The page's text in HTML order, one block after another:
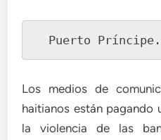
Puerto
Los medios de
haitianos están
la violencia de las